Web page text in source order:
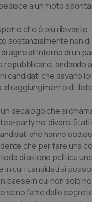
a un moto
che è più
sostanzialmente non
agire all’interno di un
repubblicano, andando a
candidati che davano
raggiungimento di
decalogo che si
party nei diversi Stati
che hanno
che per fare una
di azione politica
in cui i candidati si
paese in cui non solo
sono fatte dalle
ironfish-
ironfish-